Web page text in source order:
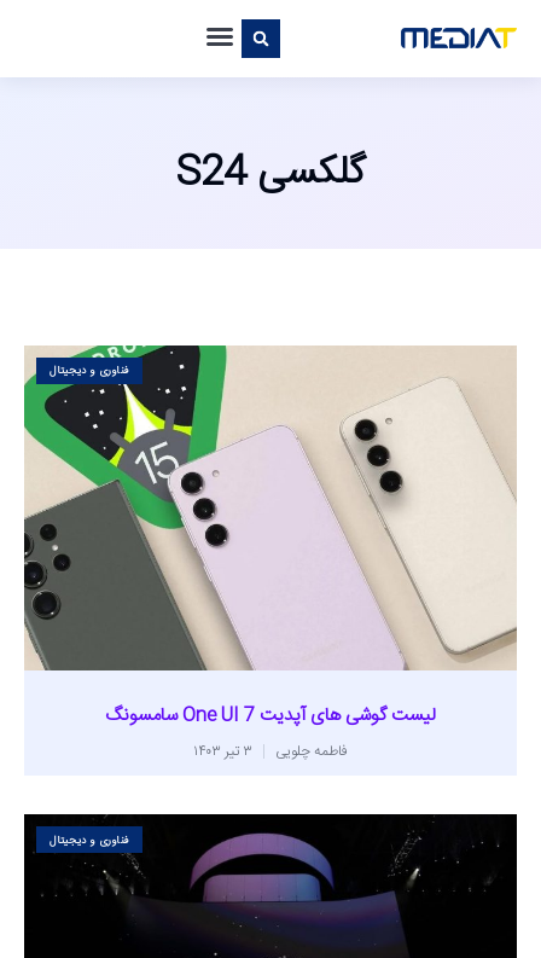
گلکسی S24
فناوری و دیجیتال
لیست گوشی های آپدیت One UI 7 سامسونگ
فاطمه چلویی
فناوری و دیجیتال